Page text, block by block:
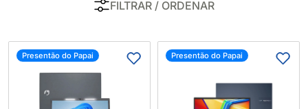
FILTRAR / ORDENAR
Presentão do Papai Presentão do Papai